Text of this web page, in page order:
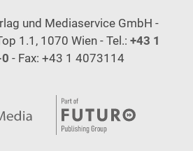
und Mediaservice GmbH -
1.1, 1070 Wien - Tel.: +43 1
- Fax: +43 1 4073114